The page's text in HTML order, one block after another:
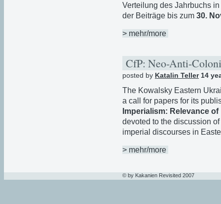
Verteilung des Jahrbuchs
der Beiträge bis zum 30.
> mehr/more
CfP: Neo-Anti-
posted by Katalin Teller14
The Kowalsky Eastern
a call for papers for its
Imperialism: Relevance
devoted to the discussion
imperial discourses in
> mehr/more
© by Kakanien Revisited 2007